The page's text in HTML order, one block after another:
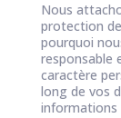
Nous
protection
pourquoi
responsable
caractère
long de vos
informations